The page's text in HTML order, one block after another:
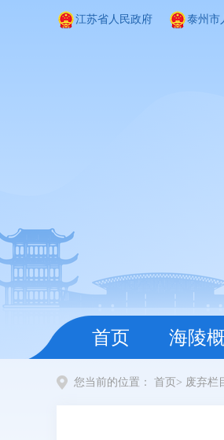
江苏省人民政府 泰州市
首页 海陵
您当前的位置： 首页 > 废弃栏